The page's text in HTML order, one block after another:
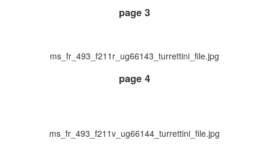
page 3
ms_fr_493_f211r_ug66143_turrettini_file.jpg
page 4
ms_fr_493_f211v_ug66144_turrettini_file.jpg